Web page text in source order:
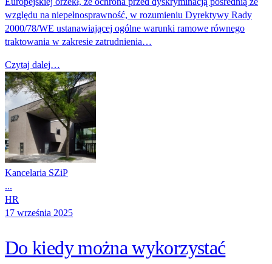
względu na niepełnosprawność, w rozumieniu Dyrektywy Rady
2000/78/WE ustanawiającej ogólne warunki ramowe równego
traktowania w zakresie zatrudnienia…
Czytaj dalej…
Kancelaria SZiP
...
HR
17 września 2025
Do kiedy można wykorzystać